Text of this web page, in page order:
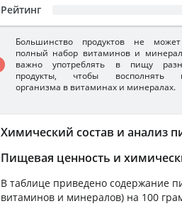
Химический состав и анализ
Пищевая ценность и
В таблице приведено содержание
витаминов и минералов) на 100
Рейтинг
Большинство продуктов не
полный набор витаминов и
важно употреблять в пищу
продукты, чтобы восполнять
организма в витаминах и минералах.